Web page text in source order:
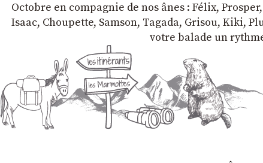
Octobre en compagnie de nos ânes : Félix,
Isaac, Choupette, Samson, Tagada, Grisou, Kiki,
votre balade un